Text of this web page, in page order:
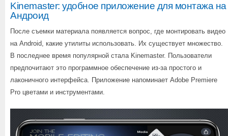
Kinemaster: удобное приложение для монтажа на
Андроид
После съемки материала появляется вопрос, где монтировать видео
на Android, какие утилиты использовать. Их существует множество.
В последнее время популярной стала Kinemaster. Пользователи
предпочитают это программное обеспечение из-за простого и
лаконичного интерфейса. Приложение напоминает Adobe Premiere
Pro цветами и инструментами.